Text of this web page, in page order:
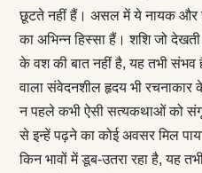
छूटते नहीं हैं। असल में ये नायक और
का अभिन्न हिस्सा हैं। शशि जो
के वश की बात नहीं है, यह तभी
वाला संवेदनशील हृदय भी रचनाकार
न पहले कभी ऐसी सत्यकथाओं को
से इन्हें पढ़ने का कोई अवसर मिल
किन भावों में डूब-उतरा रहा है, यह